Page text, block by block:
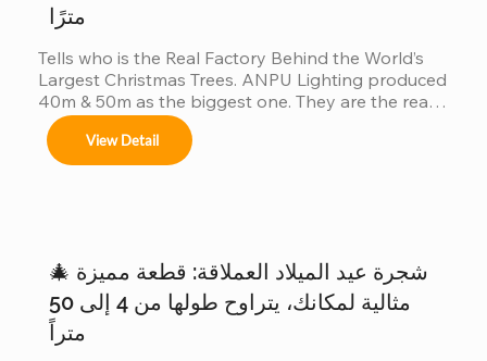
مترًا
Tells who is the Real Factory Behind the World’s
Largest Christmas Trees. ANPU Lighting produced
40m & 50m as the biggest one. They are the real
China factory for Giant Christmas Tree.
View Detail
🎄 شجرة عيد الميلاد العملاقة: قطعة مميزة
مثالية لمكانك، يتراوح طولها من 4 إلى 50
متراً